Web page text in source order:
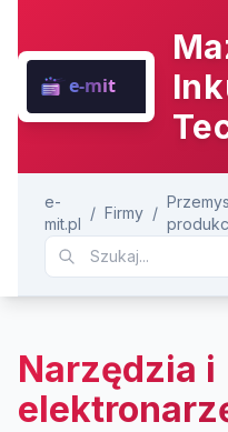
e-
mit.pl
/ Firmy /
Narzędzia i